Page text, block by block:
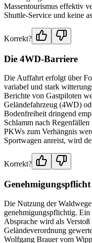
Massentourismus effektiv
Shuttle-Service und keine
Korrekt?
Die 4WD-Barriere
Die Auffahrt erfolgt über
variabel und stark
Berichte von Gastpiloten
Geländefahrzeug (4WD)
Bodenfreiheit dringend
Schlamm nach
PKWs zum Verhängnis
Sportwagen anreist, wird
Korrekt?
Die Nutzung der
genehmigungspflichtig.
Absprache wird als Verstoß
Geländeverordnung
Wolfgang Brauer vom